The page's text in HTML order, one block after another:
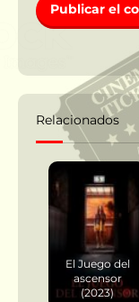
Relacionados
El Juego del
ascensor
(2023)